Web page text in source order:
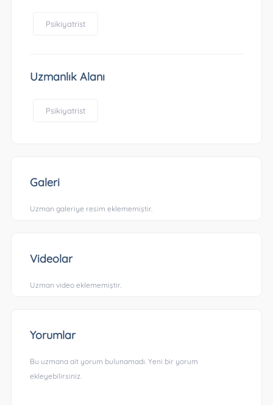
Psikiyatrist
Uzmanlık Alanı
Psikiyatrist
Galeri
Uzman galeriye resim eklememiştir.
Videolar
Uzman video eklememiştir.
Yorumlar
Bu uzmana ait yorum bulunamadı. Yeni bir yorum
ekleyebilirsiniz.